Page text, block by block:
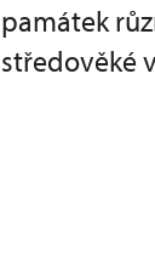
památek
středověké